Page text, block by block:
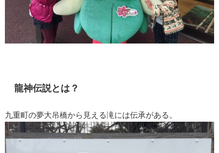
龍神伝説とは？
九重町の夢大吊橋から見える滝には伝承がある。